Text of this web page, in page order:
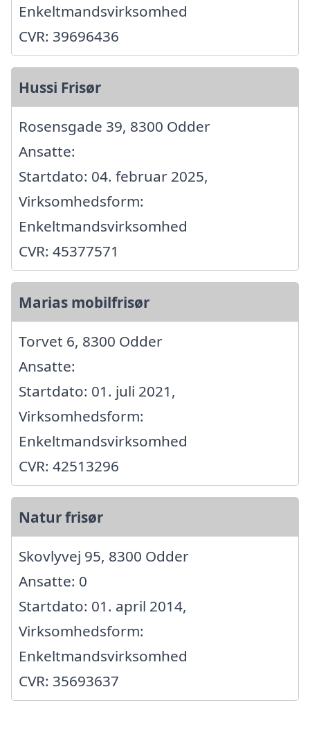
Enkeltmandsvirksomhed
CVR: 39696436
Hussi Frisør
Rosensgade 39, 8300 Odder
Ansatte:
Startdato: 04. februar 2025,
Virksomhedsform:
Enkeltmandsvirksomhed
CVR: 45377571
Marias mobilfrisør
Torvet 6, 8300 Odder
Ansatte:
Startdato: 01. juli 2021,
Virksomhedsform:
Enkeltmandsvirksomhed
CVR: 42513296
Natur frisør
Skovlyvej 95, 8300 Odder
Ansatte: 0
Startdato: 01. april 2014,
Virksomhedsform:
Enkeltmandsvirksomhed
CVR: 35693637